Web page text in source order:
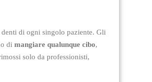
di ogni singolo paziente. Gli
di mangiare qualunque cibo,
solo da professionisti,